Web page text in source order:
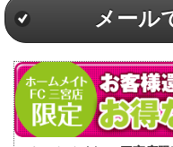
メール